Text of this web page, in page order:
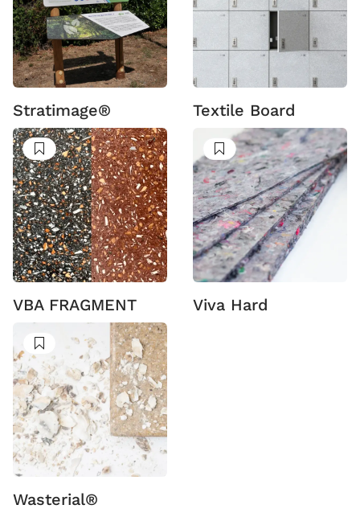
Stratimage® Textile Board
Suivre
VBA FRAGMENT
Suivre
Viva Hard
Suivre
Wasterial®